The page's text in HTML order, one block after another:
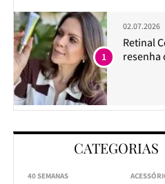
02.07.2026
Retinal
resenha
1
CATEGORIAS
40 SEMANAS